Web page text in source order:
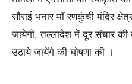
सौराई भनार मॉ रणकुंची मंदिर
जायेगी, तल्लादेश में दूर संचार
उठाये जायेंगे की घोषणा की ।